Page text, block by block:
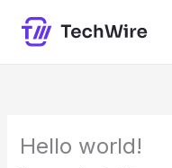
para
Hello world!